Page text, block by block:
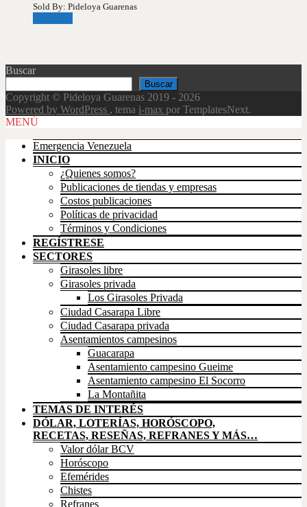
Sold By: Pideloya Guarenas
Buscar
Buscar
Copyright © Pideloya Guarenas 2019 - 2026
Powered by WordPress , tema i-max por TemplatesNext.
Scroll
MENÚ
Emergencia Venezuela
INICIO
¿Quienes somos?
Publicaciones de tiendas y empresas
Costos publicaciones
Políticas de privacidad
Términos y Condiciones
REGÍSTRESE
SECTORES
Girasoles libre
Girasoles privada
Los Girasoles Privada
Ciudad Casarapa Libre
Ciudad Casarapa privada
Asentamientos campesinos
Guacarapa
Asentamiento campesino Gueime
Asentamiento campesino El Socorro
La Montañita
TEMAS DE INTERÉS
DÓLAR, LOTERÍAS, HORÓSCOPO,
RECETAS, RESEÑAS, REFRANES Y MÁS…
Valor dólar BCV
Horóscopo
Efemérides
Chistes
Refranes